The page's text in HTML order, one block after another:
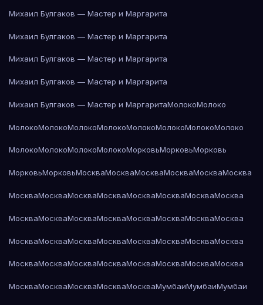
Михаил Булгаков — Мастер и Маргарита
Михаил Булгаков — Мастер и Маргарита
Михаил Булгаков — Мастер и Маргарита
Михаил Булгаков — Мастер и Маргарита
Михаил Булгаков — Мастер и МаргаритаМолокоМолоко
МолокоМолокоМолокоМолокоМолокоМолокоМолокоМолоко
МолокоМолокоМолокоМолокоМорковьМорковьМорковь
МорковьМорковьМоскваМоскваМоскваМоскваМоскваМосква
МоскваМоскваМоскваМоскваМоскваМоскваМоскваМосква
МоскваМоскваМоскваМоскваМоскваМоскваМоскваМосква
МоскваМоскваМоскваМоскваМоскваМоскваМоскваМосква
МоскваМоскваМоскваМоскваМоскваМоскваМоскваМосква
МоскваМоскваМоскваМоскваМоскваМумбаиМумбаиМумбаи